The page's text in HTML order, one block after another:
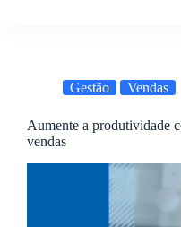
Gestão Vendas
Aumente a produtividade
vendas